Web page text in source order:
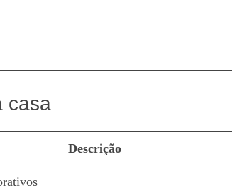
casa
Descrição